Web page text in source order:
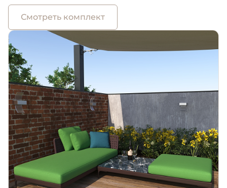
Смотреть комплект